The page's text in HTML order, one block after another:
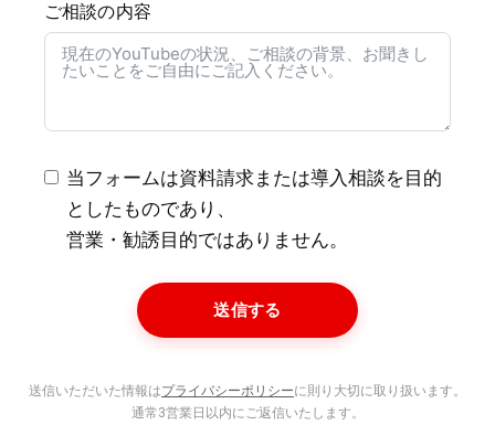
ご相談の内容
当フォームは資料請求または導入相談を目的
としたものであり、
営業・勧誘目的ではありません。
送信する
送信いただいた情報はプライバシーポリシーに則り大切に取り扱います。
通常3営業日以内にご返信いたします。